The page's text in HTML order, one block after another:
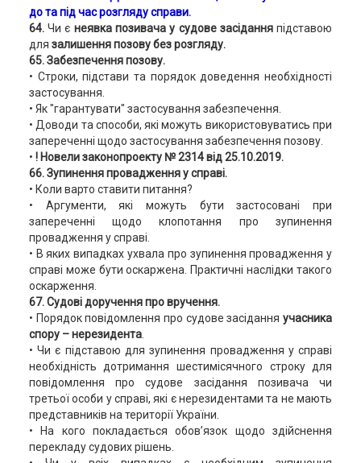
до та під час розгляду справи.
64.Чи є неявка позивача у судове засіданняпідставою
для залишення позову без розгляду.
65. Забезпечення позову.
• Строки, підстави та порядок доведення необхідності
застосування.
• Як "гарантувати" застосування забезпечення.
• Доводи та способи, які можуть використовуватись при
запереченні щодо застосування забезпечення позову.
• ! Новели законопроекту № 2314 від 25.10.2019.
66. Зупинення провадження у справі.
• Коли варто ставити питання?
• Аргументи, які можуть бути застосовані при
запереченні щодо клопотання про зупинення
провадження у справі.
• В яких випадках ухвала про зупинення провадження у
справі може бути оскаржена. Практичні наслідки такого
оскарження.
67. Судові доручення про вручення.
• Порядок повідомлення про судове засіданняучасника
спору –нерезидента.
• Чи є підставою для зупинення провадження у справі
необхідність дотримання шестимісячного строку для
повідомлення про судове засідання позивача чи
третьої особи у справі, які є нерезидентами та не мають
представників на території України.
• На кого покладається обов’язок щодо здійснення
перекладу судових рішень.